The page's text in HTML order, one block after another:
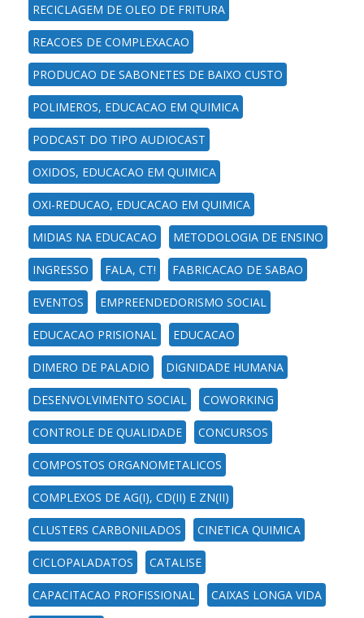
RECICLAGEM DE OLEO DE FRITURA
REACOES DE COMPLEXACAO
PRODUCAO DE SABONETES DE BAIXO CUSTO
POLIMEROS, EDUCACAO EM QUIMICA
PODCAST DO TIPO AUDIOCAST
OXIDOS, EDUCACAO EM QUIMICA
OXI-REDUCAO, EDUCACAO EM QUIMICA
MIDIAS NA EDUCACAO METODOLOGIA DE ENSINO
INGRESSO FALA, CT! FABRICACAO DE SABAO
EVENTOS EMPREENDEDORISMO SOCIAL
EDUCACAO PRISIONAL EDUCACAO
DIMERO DE PALADIO DIGNIDADE HUMANA
DESENVOLVIMENTO SOCIAL COWORKING
CONTROLE DE QUALIDADE CONCURSOS
COMPOSTOS ORGANOMETALICOS
COMPLEXOS DE AG(I), CD(II) E ZN(II)
CLUSTERS CARBONILADOS CINETICA QUIMICA
CICLOPALADATOS CATALISE
CAPACITACAO PROFISSIONAL CAIXAS LONGA VIDA